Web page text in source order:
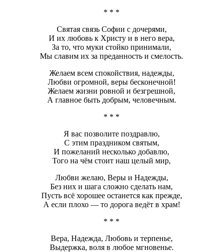
* * *
Святая связь Софии с дочерями,
И их любовь к Христу и в него вера,
За то, что муки стойко принимали,
Мы славим их за преданность и смелость.
Желаем всем спокойствия, надежды,
Любви огромной, веры бесконечной!
Желаем жизни ровной и безгрешной,
А главное быть добрым, человечным.
* * *
Я вас позволите поздравлю,
С этим праздником святым,
И пожеланий несколько добавлю,
Того на чём стоит наш целый мир,
Любви желаю, Веры и Надежды,
Без них и шага сложно сделать нам,
Пусть всё хорошее останется как прежде,
А если плохо — то дорога ведёт в храм!
* * *
Вера, Надежда, Любовь и терпенье,
Выдержка, воля в любое мгновенье.